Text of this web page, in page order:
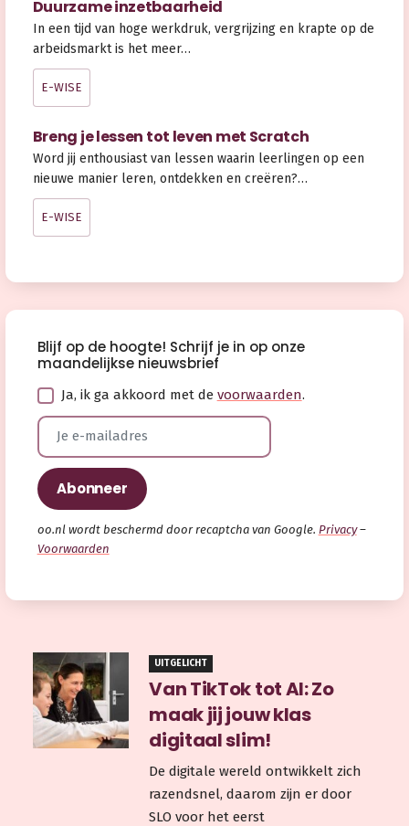
Duurzame inzetbaarheid
In een tijd van hoge werkdruk, vergrijzing en krapte op de
arbeidsmarkt is het meer…
E-WISE
Breng je lessen tot leven met Scratch
Word jij enthousiast van lessen waarin leerlingen op een
nieuwe manier leren, ontdekken en creëren?…
E-WISE
Blijf op de hoogte! Schrijf je in op onze
maandelijkse nieuwsbrief
Ja, ik ga akkoord met de voorwaarden.
oo.nl wordt beschermd door recaptcha van Google. Privacy–
Voorwaarden
UITGELICHT
Van TikTok tot AI: Zo
maak jij jouw klas
digitaal slim!
De digitale wereld ontwikkelt zich
razendsnel, daarom zijn er door
SLO voor het eerst